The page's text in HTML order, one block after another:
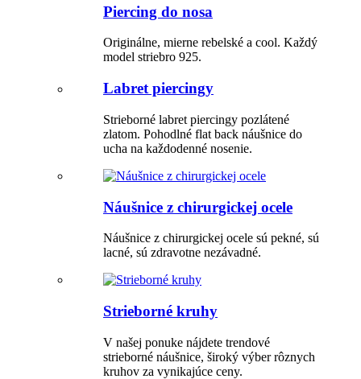
Piercing do nosa
Originálne, mierne rebelské a cool. Každý
model striebro 925.
Labret piercingy
Strieborné labret piercingy pozlátené
zlatom. Pohodlné flat back náušnice do
ucha na každodenné nosenie.
Náušnice z chirurgickej ocele
Náušnice z chirurgickej ocele sú pekné, sú
lacné, sú zdravotne nezávadné.
Strieborné kruhy
V našej ponuke nájdete trendové
strieborné náušnice, široký výber rôznych
kruhov za vynikajúce ceny.